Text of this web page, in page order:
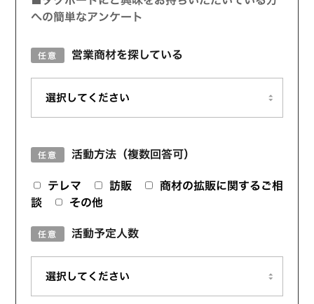
への簡単なアンケート
任意 営業商材を探している
任意 活動方法（複数回答可）
テレマ 訪販
商材の拡販に関するご相
談
その他
任意 活動予定人数